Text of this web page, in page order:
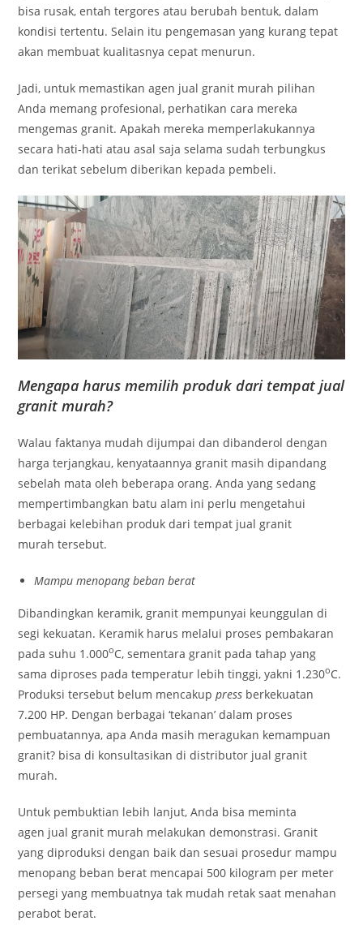
bisa rusak, entah tergores atau berubah bentuk, dalam
kondisi tertentu. Selain itu pengemasan yang kurang tepat
akan membuat kualitasnya cepat menurun.
Jadi, untuk memastikan agen jual granit murah pilihan
Anda memang profesional, perhatikan cara mereka
mengemas granit. Apakah mereka memperlakukannya
secara hati-hati atau asal saja selama sudah terbungkus
dan terikat sebelum diberikan kepada pembeli.
Mengapa harus memilih produk dari tempat jual
granit murah?
Walau faktanya mudah dijumpai dan dibanderol dengan
harga terjangkau, kenyataannya granit masih dipandang
sebelah mata oleh beberapa orang. Anda yang sedang
mempertimbangkan batu alam ini perlu mengetahui
berbagai kelebihan produk dari tempat jual granit
murah tersebut.
Mampu menopang beban berat
Dibandingkan keramik, granit mempunyai keunggulan di
segi kekuatan. Keramik harus melalui proses pembakaran
pada suhu 1.000oC, sementara granit pada tahap yang
sama diproses pada temperatur lebih tinggi, yakni 1.230oC.
Produksi tersebut belum mencakuppress berkekuatan
7.200 HP. Dengan berbagai ‘tekanan’ dalam proses
pembuatannya, apa Anda masih meragukan kemampuan
granit? bisa di konsultasikan di distributor jual granit
murah.
Untuk pembuktian lebih lanjut, Anda bisa meminta
agen jual granit murah melakukan demonstrasi. Granit
yang diproduksi dengan baik dan sesuai prosedur mampu
menopang beban berat mencapai 500 kilogram per meter
persegi yang membuatnya tak mudah retak saat menahan
perabot berat.